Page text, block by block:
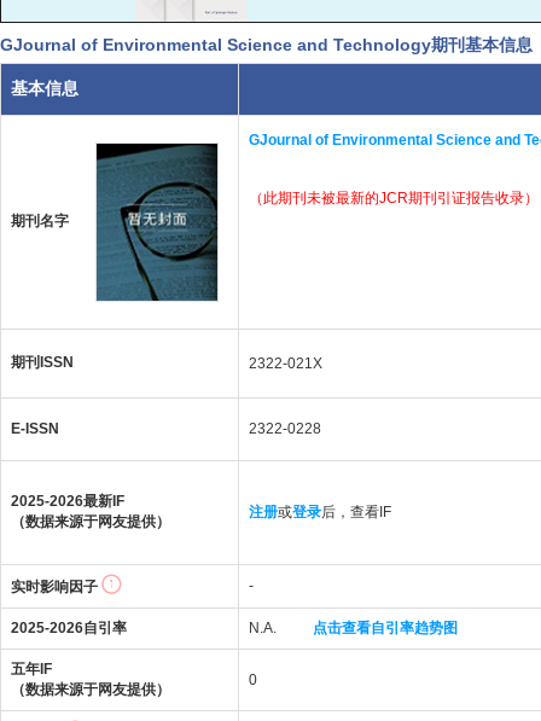
GJournal of Environmental Science and Technology期刊基本信息
基本信息
期刊名字
GJournal of Environmental Science and
（此期刊未被最新的JCR期刊引证报告收录）
期刊ISSN 2322-021X
E-ISSN 2322-0228
2025-2026最新IF
（数据来源于网友提供）
注册或登录后，查看IF
实时影响因子 -
2025-2026自引率 N.A. 点击查看自引率趋势图
五年IF
（数据来源于网友提供）
0